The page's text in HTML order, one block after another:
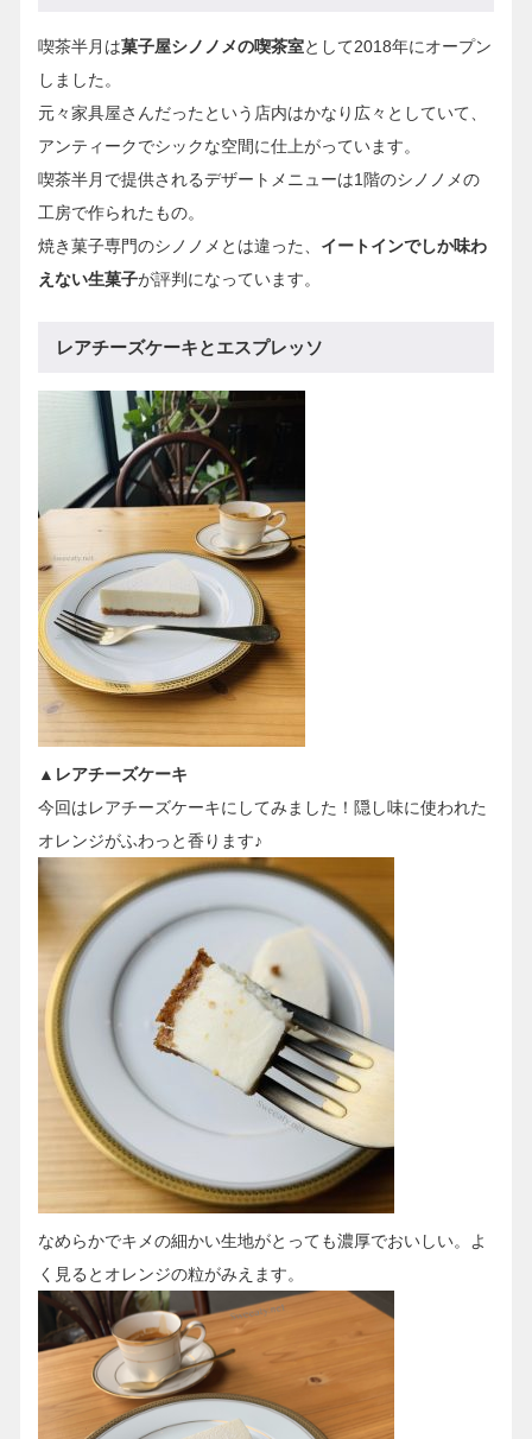
喫茶半月は菓子屋シノノメの喫茶室として2018年にオープン
しました。
元々家具屋さんだったという店内はかなり広々としていて、
アンティークでシックな空間に仕上がっています。
喫茶半月で提供されるデザートメニューは1階のシノノメの
工房で作られたもの。
焼き菓子専門のシノノメとは違った、 イートインでしか味わ
えない生菓子が評判になっています。
レアチーズケーキとエスプレッソ
▲レアチーズケーキ
今回はレアチーズケーキにしてみました！隠し味に使われた
オレンジがふわっと香ります♪
なめらかでキメの細かい生地がとっても濃厚でおいしい。よ
く見るとオレンジの粒がみえます。